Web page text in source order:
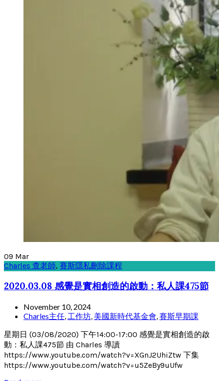
09 Mar
Charles 查老師, 賽斯隱私刪除課程
2020.03.08 感覺是實相創造的啟動：私人課475節
November 10, 2024
Charles主任, 工作坊, 美國新時代基金會,賽斯早期課
星期日 (03/08/2020) 下午14:00-17:00 感覺是實相創造的啟
動：私人課475節 由 Charles 導讀
https://www.youtube.com/watch?v=XGnJ2UhiZtw 下集
https://www.youtube.com/watch?v=u5ZeBy9uUfw